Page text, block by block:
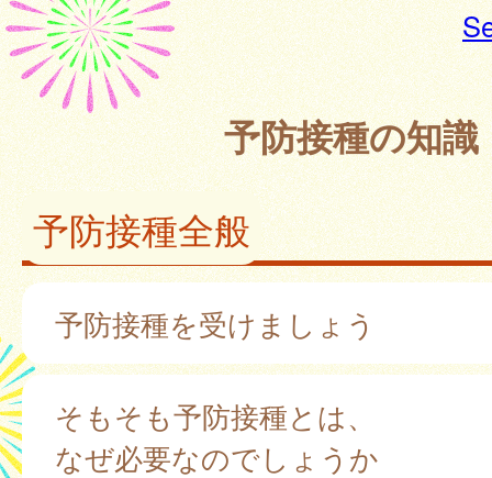
予防接種の知識
予防接種全般
予防接種を受けましょう
そもそも予防接種とは、
なぜ必要なのでしょうか